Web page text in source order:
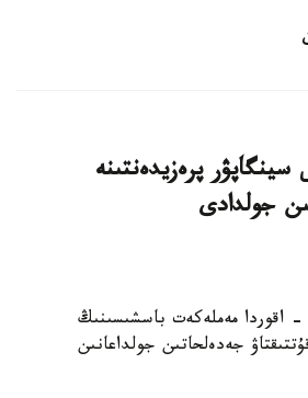
پرەزيدەنتىنە
جولدادى
استانا. KAZINFORM - اقوردا مەملەكەت باسشىسىنىڭ
جەدەلحاتىن جولداعانىن